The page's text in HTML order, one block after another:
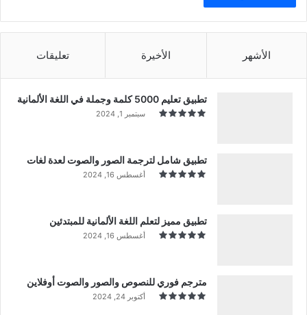
الأشهر الأخيرة تعليقات
تطبيق تعليم 5000 كلمة وجملة في اللغة الألمانية
سبتمبر 1, 2024
تطبيق شامل لترجمة الصور والصوت لعدة لغات
أغسطس 16, 2024
تطبيق مميز لتعلم اللغة الألمانية للمبتدئين
أغسطس 16, 2024
مترجم فوري للنصوص والصور والصوت أوفلاين
أكتوبر 24, 2024